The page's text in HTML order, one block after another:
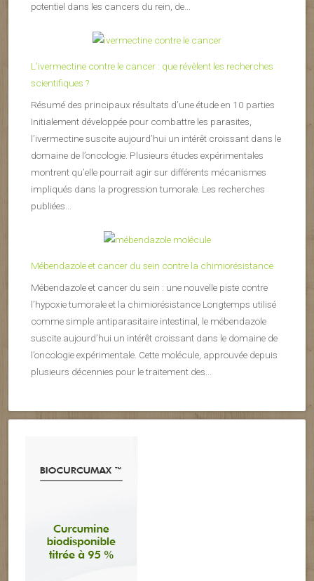
potentiel dans les cancers du rein, de...
L’ivermectine contre le cancer : que révèlent les recherches
scientifiques ?
Résumé des principaux résultats d’une étude en 10 parties
Initialement développée pour combattre les parasites,
l’ivermectine suscite aujourd’hui un intérêt croissant dans le
domaine de l’oncologie. Plusieurs études expérimentales
montrent qu’elle pourrait agir sur différents mécanismes
impliqués dans la progression tumorale. Les recherches
publiées...
Mébendazole et cancer du sein contre la chimiorésistance
Mébendazole et cancer du sein : une nouvelle piste contre
l’hypoxie tumorale et la chimiorésistance Longtemps utilisé
comme simple antiparasitaire intestinal, le mébendazole
suscite aujourd’hui un intérêt croissant dans le domaine de
l’oncologie expérimentale. Cette molécule, approuvée depuis
plusieurs décennies pour le traitement des...